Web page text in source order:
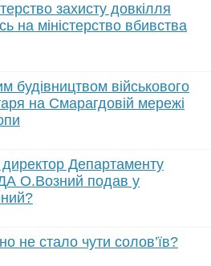
захисту довкілля
на міністерство вбивства
будівництвом військового
на Смарагдовій мережі
директор Департаменту
О.Возний подав у
не стало чути солов’їв?